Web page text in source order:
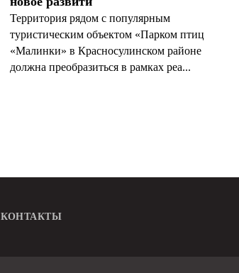
Территория рядом с популярным
туристическим объектом «Парком птиц
«Малинки» в Красносулинском районе
должна преобразиться в рамках реа...
КОНТАКТЫ